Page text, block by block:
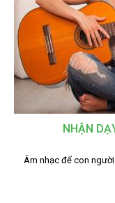
NHẬN
Âm nhạc để con